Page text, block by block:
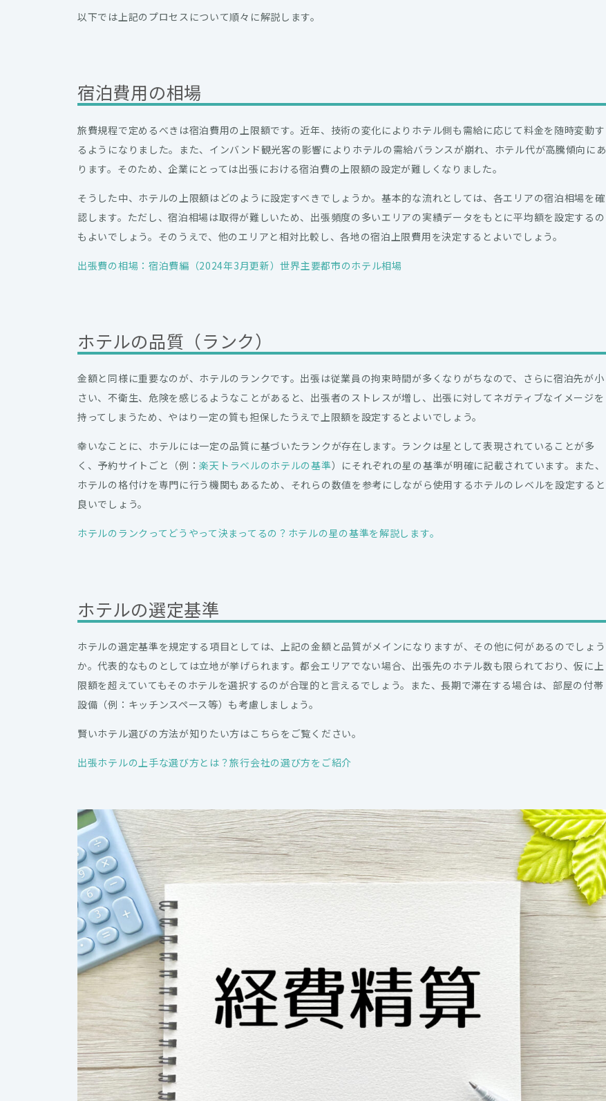
以下では上記のプロセスについて順々に解説します。
宿泊費用の相場
旅費規程で定めるべきは宿泊費用の上限額です。近年、技術の変化によりホテル側も需給に応じて料金を随時変動す
るようになりました。また、インバンド観光客の影響によりホテルの需給バランスが崩れ、ホテル代が高騰傾向にあ
ります。そのため、企業にとっては出張における宿泊費の上限額の設定が難しくなりました。
そうした中、ホテルの上限額はどのように設定すべきでしょうか。基本的な流れとしては、各エリアの宿泊相場を確
認します。ただし、宿泊相場は取得が難しいため、出張頻度の多いエリアの実績データをもとに平均額を設定するの
もよいでしょう。そのうえで、他のエリアと相対比較し、各地の宿泊上限費用を決定するとよいでしょう。
出張費の相場：宿泊費編（2024年3月更新）世界主要都市のホテル相場
ホテルの品質（ランク）
金額と同様に重要なのが、ホテルのランクです。出張は従業員の拘束時間が多くなりがちなので、さらに宿泊先が小
さい、不衛生、危険を感じるようなことがあると、出張者のストレスが増し、出張に対してネガティブなイメージを
持ってしまうため、やはり一定の質も担保したうえで上限額を設定するとよいでしょう。
幸いなことに、ホテルには一定の品質に基づいたランクが存在します。ランクは星として表現されていることが多
く、予約サイトごと（例：楽天トラベルのホテルの基準）にそれぞれの星の基準が明確に記載されています。また、
ホテルの格付けを専門に行う機関もあるため、それらの数値を参考にしながら使用するホテルのレベルを設定すると
良いでしょう。
ホテルのランクってどうやって決まってるの？ホテルの星の基準を解説します。
ホテルの選定基準
ホテルの選定基準を規定する項目としては、上記の金額と品質がメインになりますが、その他に何があるのでしょう
か。代表的なものとしては立地が挙げられます。都会エリアでない場合、出張先のホテル数も限られており、仮に上
限額を超えていてもそのホテルを選択するのが合理的と言えるでしょう。また、長期で滞在する場合は、部屋の付帯
設備（例：キッチンスペース等）も考慮しましょう。
賢いホテル選びの方法が知りたい方はこちらをご覧ください。
出張ホテルの上手な選び方とは？旅行会社の選び方をご紹介